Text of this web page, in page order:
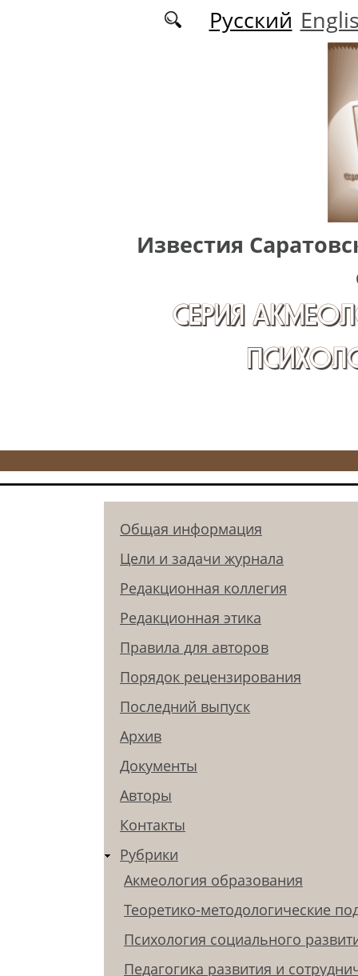
Перейти к основному содержаниюРусский
Известия
СЕРИЯ
Общая информация
Цели и задачи журнала
Редакционная коллегия
Редакционная этика
Правила для авторов
Порядок рецензирования
Последний выпуск
Архив
Документы
Авторы
Контакты
Рубрики
Акмеология образования
Теоретико-методологические
Психология социального
Педагогика развития и